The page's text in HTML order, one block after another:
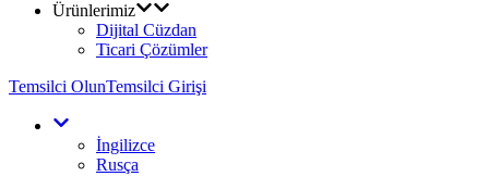
Ürünlerimiz
Dijital Cüzdan
Ticari Çözümler
Temsilci OlunTemsilci Girişi
İngilizce
Rusça